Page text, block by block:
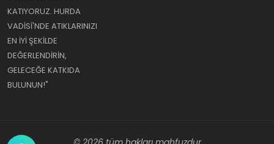
KATIYORUZ. HURDA
VADISI'NDE ATIKLARINIZI
EN IYI ŞEKILDE
DEĞERLENDIRIN,
GELECEĞE KATKIDA
BULUNUN!"